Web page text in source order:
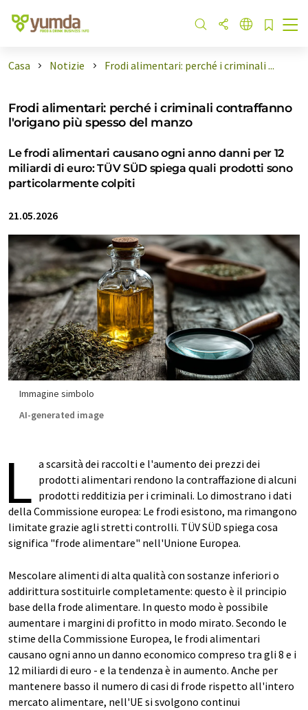
Casa Notizie Frodi alimentari: perché i criminali ...
Frodi alimentari: perché i criminali contraffanno
l'origano più spesso del manzo
Le frodi alimentari causano ogni anno danni per 12
miliardi di euro: TÜV SÜD spiega quali prodotti sono
particolarmente colpiti
21.05.2026
Immagine simbolo
AI-generated image
L a scarsità dei raccolti e l'aumento dei prezzi dei
prodotti alimentari rendono la contraffazione di alcuni
prodotti redditizia per i criminali. Lo dimostrano i dati
della Commissione europea: Le frodi esistono, ma rimangono
limitate grazie agli stretti controlli. TÜV SÜD spiega cosa
significa "frode alimentare" nell'Unione Europea.
Mescolare alimenti di alta qualità con sostanze inferiori o
addirittura sostituirle completamente: questo è il principio
base della frode alimentare. In questo modo è possibile
aumentare i margini di profitto in modo mirato. Secondo le
stime della Commissione Europea, le frodi alimentari
causano ogni anno un danno economico compreso tra gli 8 e i
12 miliardi di euro - e la tendenza è in aumento. Anche per
mantenere basso il numero di casi di frode rispetto all'intero
mercato alimentare, nell'UE si svolgono continui